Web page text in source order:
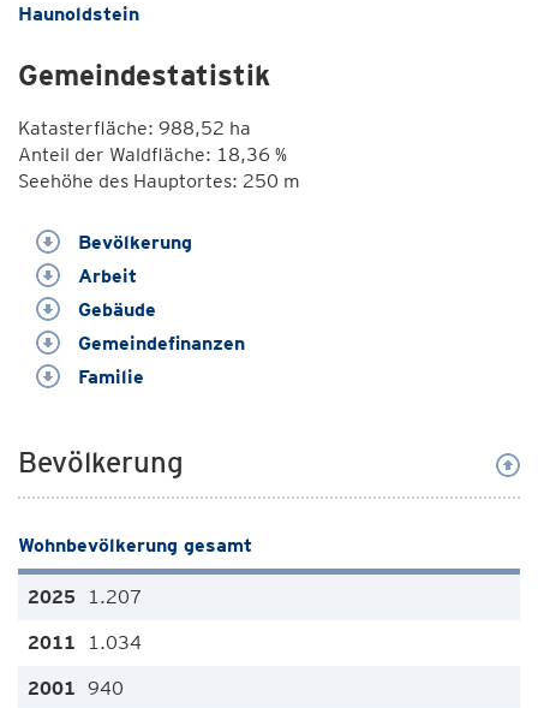
Haunoldstein
Gemeindestatistik
Katasterfläche: 988,52 ha
Anteil der Waldfläche: 18,36 %
Seehöhe des Hauptortes: 250 m
Bevölkerung
Arbeit
Gebäude
Gemeindefinanzen
Familie
Bevölkerung
Wohnbevölkerung gesamt
1.207
1.034
940